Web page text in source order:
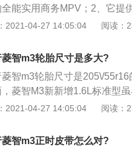
能实用商务MPV；2、它提
座\/7座\/9座3种座椅布局；3
轨独立等。
2021-04-27 14:05:04 阅读：
智m3轮胎尺寸是多大?
智m3轮胎尺寸是205\/
菱智M3新新增1.6L标准型
度及轴距有所增加，长宽高
灯；2、动力方面，1.6L舒
功率122马力，峰值扭矩为
2021-04-27 14:05:04 阅读：
智m3正时皮带怎么对?